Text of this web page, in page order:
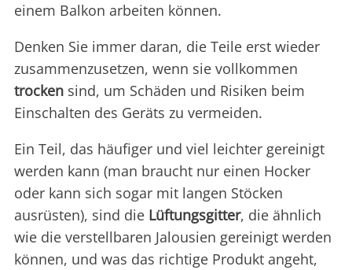
einem Balkon arbeiten können.
Denken Sie immer daran, die Teile erst wieder
zusammenzusetzen, wenn sie vollkommen
trocken sind, um Schäden und Risiken beim
Einschalten des Geräts zu vermeiden.
Ein Teil, das häufiger und viel leichter gereinigt
werden kann (man braucht nur einen Hocker
oder kann sich sogar mit langen Stöcken
ausrüsten), sind die Lüftungsgitter, die ähnlich
wie die verstellbaren Jalousien gereinigt werden
können, und was das richtige Produkt angeht,